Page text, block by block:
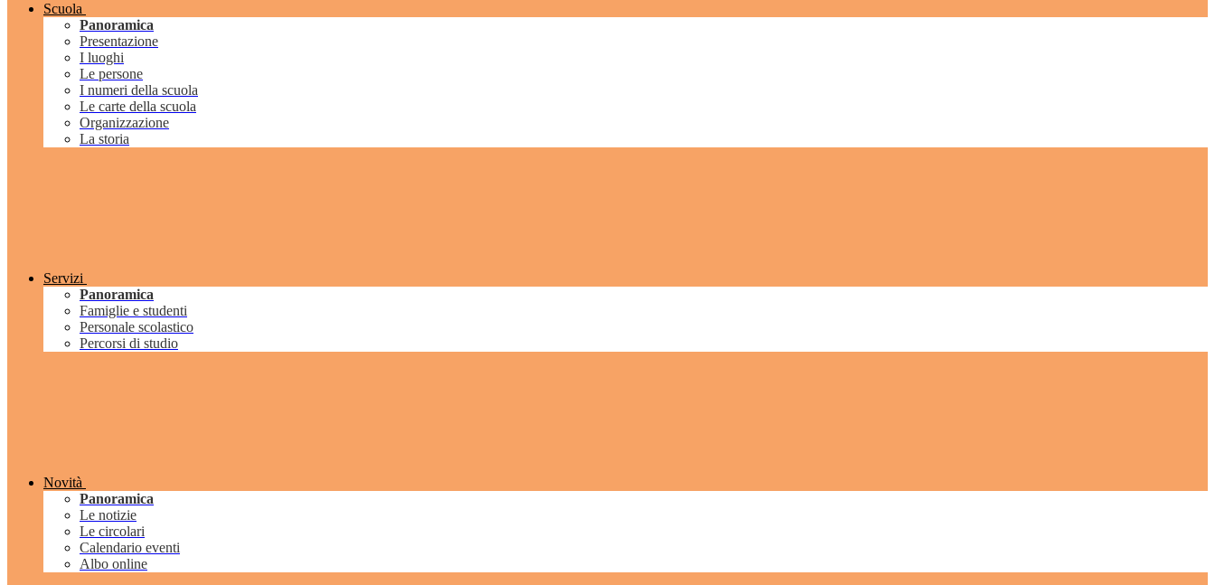
Scuola
Panoramica
Presentazione
I luoghi
Le persone
I numeri della scuola
Le carte della scuola
Organizzazione
La storia
Servizi
Panoramica
Famiglie e studenti
Personale scolastico
Percorsi di studio
Novità
Panoramica
Le notizie
Le circolari
Calendario eventi
Albo online